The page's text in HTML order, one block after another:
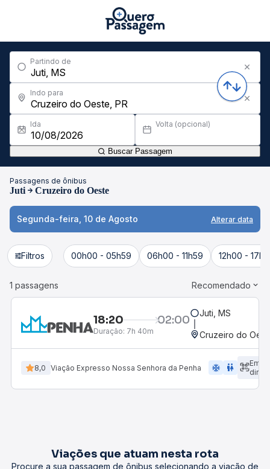
Partindo de
Indo para
Ida Volta (opcional)
Buscar Passagem
Passagens de ônibus
Juti Cruzeiro do Oeste
Segunda-feira, 10 de Agosto Alterar data
Filtros 00h00 - 05h59 06h00 - 11h59 12h00 -
1 passagens Recomendado
18:20 02:00
Duração: 7h 40m
Juti, MS
Cruzeiro do
8,0 Viação Expresso Nossa Senhora da Penha ac_unit wc
direto
Viações que atuam nesta rota
Procure a sua passagem de ônibus selecionando a viação de